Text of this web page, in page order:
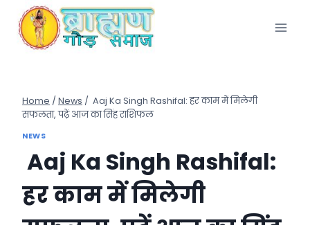
content
Home / News / Aaj Ka Singh Rashifal: हर काम में मिलेगी
सफलता, पढ़ें आज का सिंह राशिफल
NEWS
Aaj Ka Singh Rashifal:
हर काम में मिलेगी